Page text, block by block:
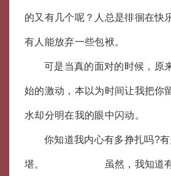
的又有几个呢？人总是徘徊在快
有人能放弃一些包袱。
可是当真的面对的时候，原
始的激动，本以为时间让我把你
水却分明在我的眼中闪动。
你知道我内心有多挣扎吗?
堪。 虽然，我知道有一种